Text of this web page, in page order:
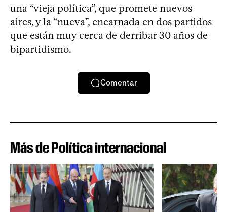
una “vieja política”, que promete nuevos
aires, y la “nueva”, encarnada en dos partidos
que están muy cerca de derribar 30 años de
bipartidismo.
Comentar
Más de Política internacional